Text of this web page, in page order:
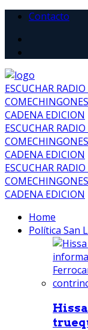
Contacto
ESCUCHAR
COMECHINGONES
CADENA EDICION
ESCUCHAR
COMECHINGONES
CADENA EDICION
ESCUCHAR
COMECHINGONES
CADENA EDICION
Home
Política San